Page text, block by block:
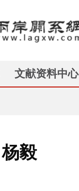
文献资料中心
杨毅